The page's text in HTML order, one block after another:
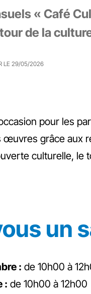
« Café
de la
LE 29/05/2026
pour les
grâce aux
culturelle, le
un
: de 10h00 à
: de 10h00 à 12h00